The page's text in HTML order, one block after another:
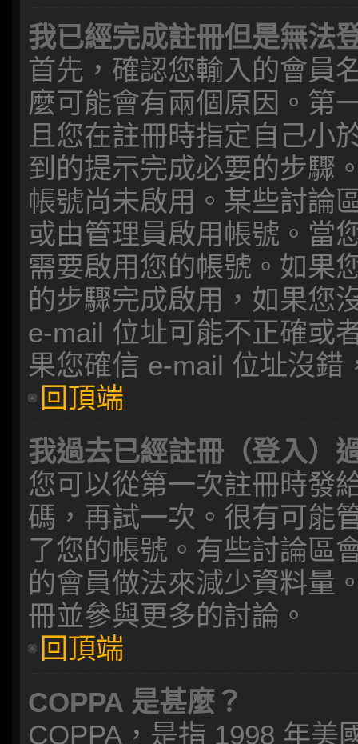
我已經完成註冊但是無法
首先，確認您輸入的會員
麼可能會有兩個原因。第
且您在註冊時指定自己小
到的提示完成必要的步驟
帳號尚未啟用。某些討論
或由管理員啟用帳號。當
需要啟用您的帳號。如果
的步驟完成啟用，如果您
e-mail 位址可能不正確或
果您確信 e-mail 位址沒錯
回頂端
我過去已經註冊（登入）
您可以從第一次註冊時發
碼，再試一次。很有可能
了您的帳號。有些討論區
的會員做法來減少資料量
冊並參與更多的討論。
回頂端
COPPA 是甚麼？
COPPA，是指 1998 年美